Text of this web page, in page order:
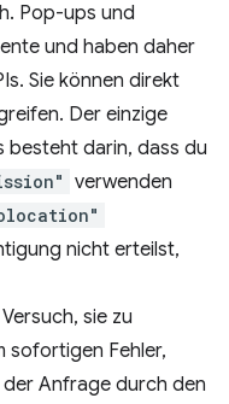
Pop-ups und
und haben daher
Sie können direkt
Der einzige
besteht darin, dass du
verwenden
nicht erteilst,
sie zu
sofortigen Fehler,
Anfrage durch den